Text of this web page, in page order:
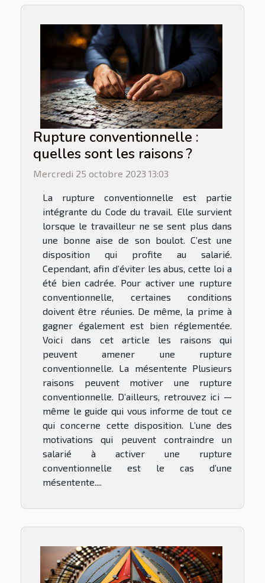
Rupture conventionnelle :
quelles sont les raisons ?
Mercredi 25 octobre 2023 13:03
La rupture conventionnelle est partie
intégrante du Code du travail. Elle survient
lorsque le travailleur ne se sent plus dans
une bonne aise de son boulot. C’est une
disposition qui profite au salarié.
Cependant, afin d’éviter les abus, cette loi a
été bien cadrée. Pour activer une rupture
conventionnelle, certaines conditions
doivent être réunies. De même, la prime à
gagner également est bien réglementée.
Voici dans cet article les raisons qui
peuvent amener une rupture
conventionnelle. La mésentente Plusieurs
raisons peuvent motiver une rupture
conventionnelle. D’ailleurs, retrouvez ici —
même le guide qui vous informe de tout ce
qui concerne cette disposition. L’une des
motivations qui peuvent contraindre un
salarié à activer une rupture
conventionnelle est le cas d’une
mésentente....